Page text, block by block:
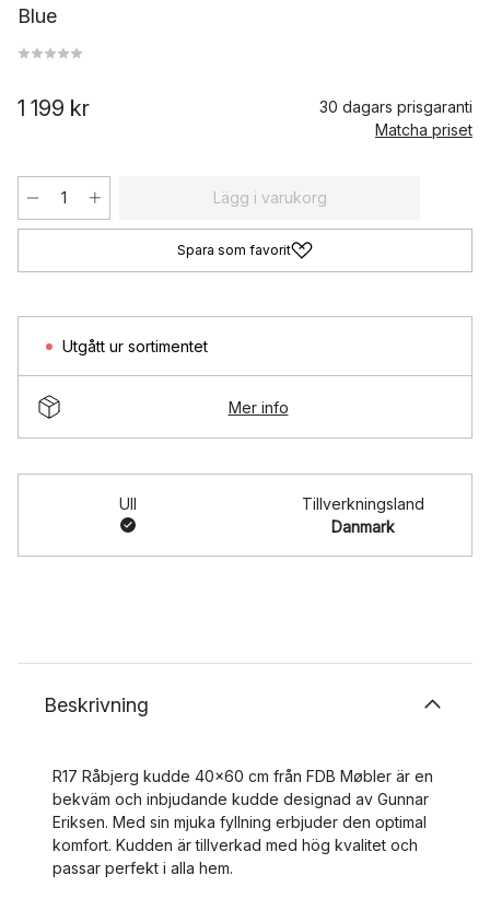
Blue
1 199 kr
30 dagars prisgaranti
Matcha priset
Lägg i varukorg
Spara som favorit
Utgått ur sortimentet
Mer info
Ull
Tillverkningsland
Danmark
Beskrivning
R17 Råbjerg kudde 40x60 cm från FDB Møbler är en
bekväm och inbjudande kudde designad av Gunnar
Eriksen. Med sin mjuka fyllning erbjuder den optimal
komfort. Kudden är tillverkad med hög kvalitet och
passar perfekt i alla hem.